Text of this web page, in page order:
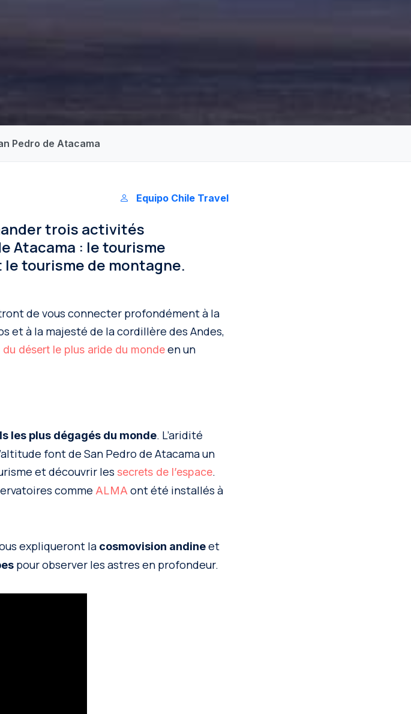
Pedro de Atacama
Equipo Chile Travel
trois activités
Atacama : le tourisme
tourisme de montagne.
de vous connecter profondément à la
et à la majesté de la cordillère des Andes,
du désert le plus aride du mondeen un
les plus dégagés du monde. L’aridité
font de San Pedro de Atacama un
et découvrir les secrets de l’espace.
comme ALMA ont été installés à
expliqueront la cosmovision andineet
pour observer les astres en profondeur.